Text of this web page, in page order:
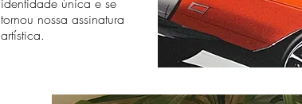
tornou nossa assinatura
artística.